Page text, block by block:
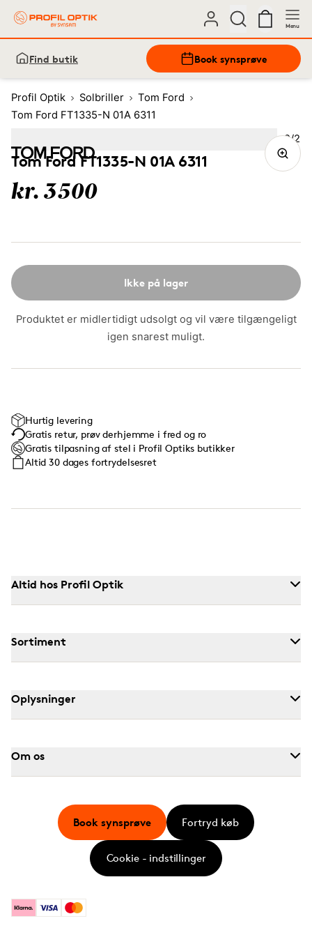
Menu
Find butik Book synsprøve
Profil Optik Solbriller
Tom Ford
Tom Ford FT1335-N 01A 6311
Tom Ford FT1335-N 01A 6311
kr. 3500
Ikke på lager
Produktet er midlertidigt udsolgt og vil være tilgængeligt
igen snarest muligt.
Hurtig levering
Gratis retur, prøv derhjemme i fred og ro
Gratis tilpasning af stel i Profil Optiks butikker
Altid 30 dages fortrydelsesret
2/2
Image (Current image)
Altid hos Profil Optik
Sortiment
Oplysninger
Om os
KlarnaVisa Mastercard
Book synsprøve Fortryd køb
Cookie - indstillinger